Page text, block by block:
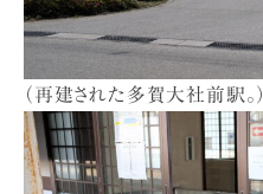
（再建された多賀大社前駅。）